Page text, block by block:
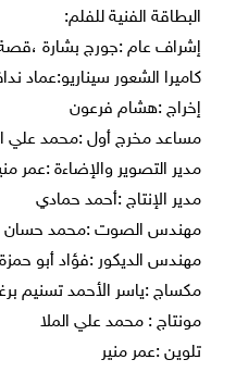
البطاقة الفنية للفلم:
إشراف عام :جورج بشارة ،قصة د.
كاميرا الشعور سيناريو:عماد نداف
إخراج :هشام فرعون
مساعد مخرج أول :محمد علي
مدير التصوير والإضاءة :عمر منير
مدير الإنتاج :أحمد حمادي
مهندس الصوت :محمد حسان
مهندس الديكور :فؤاد أبو حمزة
مكساج :ياسر الأحمد تسنيم برغلة
مونتاج : محمد علي الملا
تلوين :عمر منير